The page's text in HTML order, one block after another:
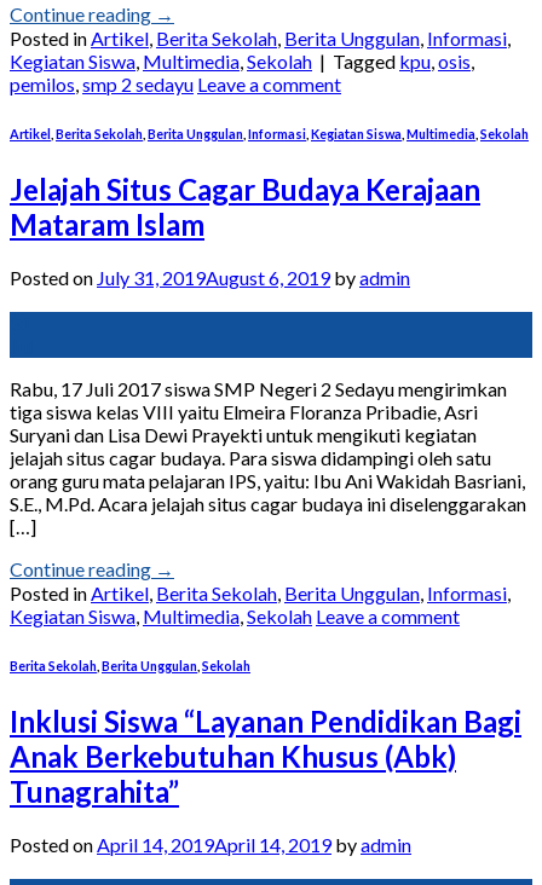
Continue reading →
Posted inArtikel, Berita Sekolah, Berita Unggulan, Informasi,
Kegiatan Siswa, Multimedia,Sekolah | Tagged kpu,osis,
pemilos,smp 2 sedayu Leave a comment
Artikel Berita Sekolah Berita Unggulan Informasi Kegiatan Siswa Multimedia Sekolah
Jelajah Situs Cagar Budaya Kerajaan
Mataram Islam
Posted on July 31, 2019August 6, 2019byadmin
Rabu, 17 Juli 2017 siswa SMP Negeri 2 Sedayu mengirimkan
tiga siswa kelas VIII yaitu Elmeira Floranza Pribadie, Asri
Suryani dan Lisa Dewi Prayekti untuk mengikuti kegiatan
jelajah situs cagar budaya. Para siswa didampingi oleh satu
orang guru mata pelajaran IPS, yaitu: Ibu Ani Wakidah Basriani,
S.E., M.Pd. Acara jelajah situs cagar budaya ini diselenggarakan
[…]
Continue reading →
Posted inArtikel, Berita Sekolah, Berita Unggulan, Informasi,
Kegiatan Siswa, Multimedia,Sekolah Leave a comment
Berita Sekolah Berita Unggulan Sekolah
Inklusi Siswa “Layanan Pendidikan Bagi
Anak Berkebutuhan Khusus (Abk)
Tunagrahita”
Posted on April 14, 2019April 14, 2019byadmin